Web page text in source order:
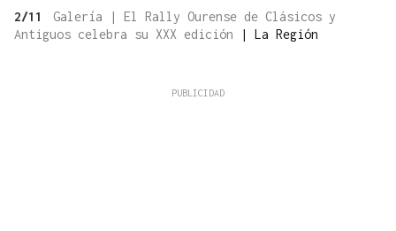
2/11
Galería | El Rally Ourense de Clásicos y
Antiguos celebra su XXX edición
| La Región